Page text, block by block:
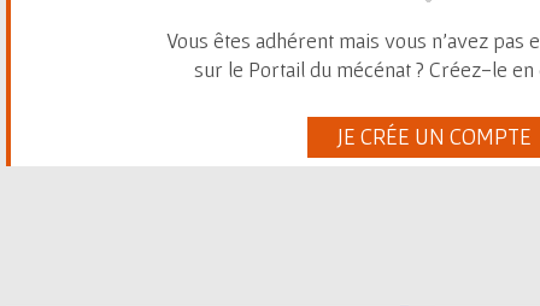
Vous êtes adhérent mais vous n'avez pas
sur le Portail du mécénat ? Créez-le
JE CRÉE UN COMPTE